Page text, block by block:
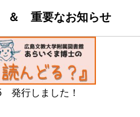
重要なお知らせ
発行しました！